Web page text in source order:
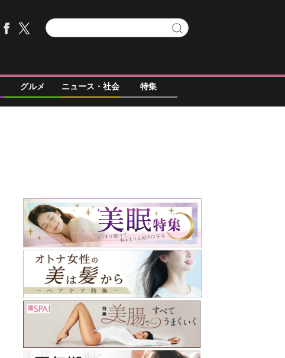
グルメ ニュース・社会 特集